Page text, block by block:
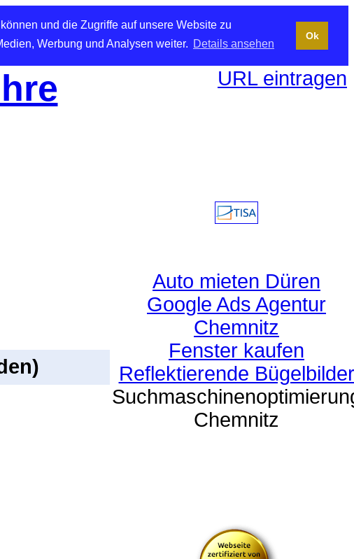
und die Zugriffe auf unsere Website zu
Werbung und Analysen weiter. Details ansehen
Ok
URL eintragen
Auto mieten Düren
Google Ads Agentur
Chemnitz
Fenster kaufen
Reflektierende Bügelbilder
Chemnitz